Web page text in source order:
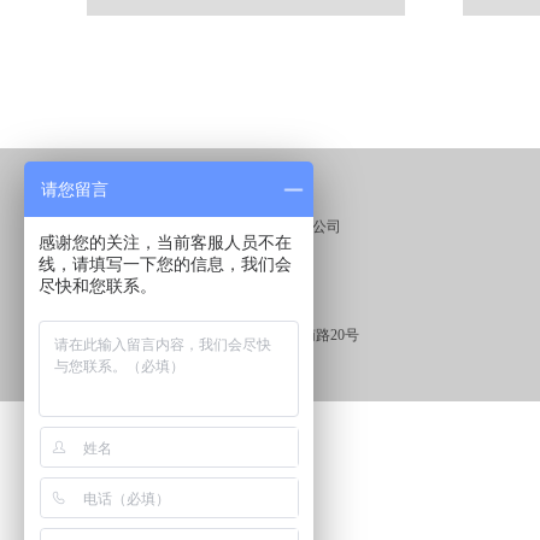
版权所有©西安百顺节能材料有限公司
电话：18792654606
邮箱：xabaishun@sina.com
地址：陕西省西安市高新区沣惠南路20号
陕ICP备16001467号
请您留言
感谢您的关注，当前客服人员不在
线，请填写一下您的信息，我们会
尽快和您联系。